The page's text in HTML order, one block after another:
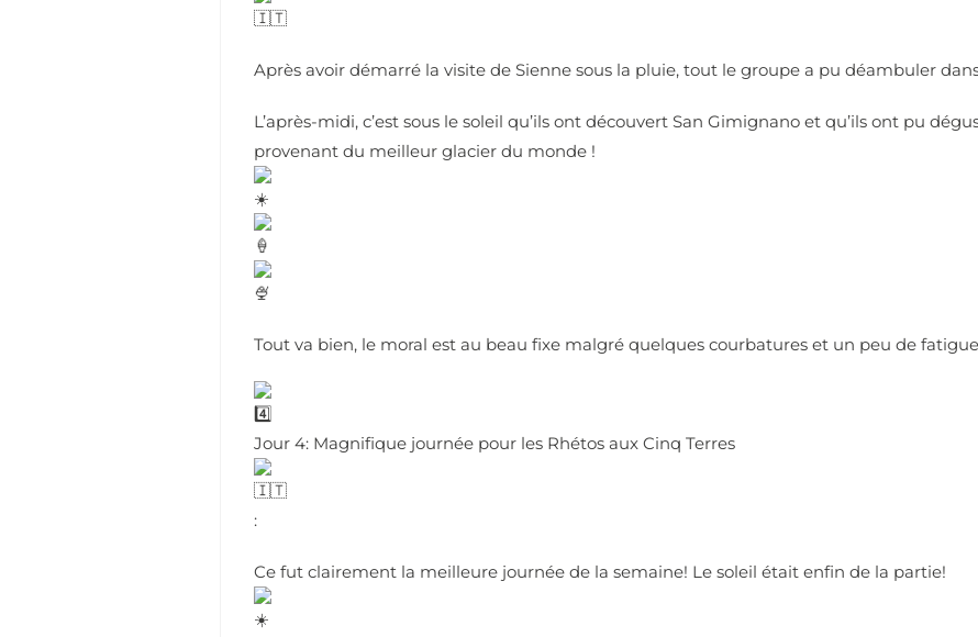
Après avoir démarré la visite de Sienne sous la pluie, tout le groupe a pu déambuler
L’après-midi, c’est sous le soleil qu’ils ont découvert San Gimignano et qu’ils ont pu
provenant du meilleur glacier du monde !
Tout va bien, le moral est au beau fixe malgré quelques courbatures et un peu de
Jour 4: Magnifique journée pour les Rhétos aux Cinq Terres
:
Ce fut clairement la meilleure journée de la semaine! Le soleil était enfin de la partie!